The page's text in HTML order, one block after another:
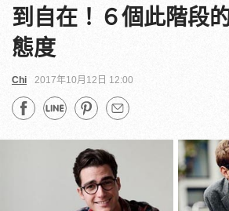
到自在！６個此階段
態度
Chi 2017年10月12日 12:00